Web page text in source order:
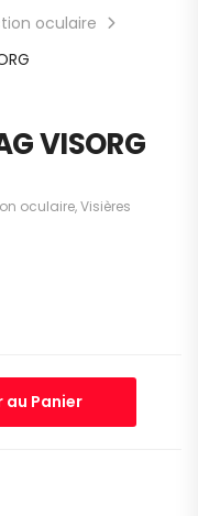
oculaire
VISORG
oculaire,Visières
au Panier